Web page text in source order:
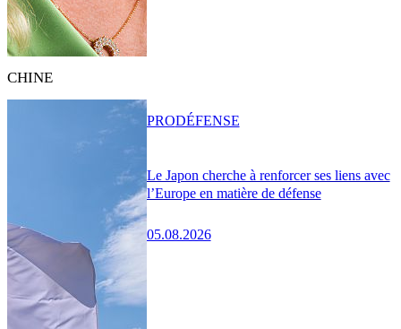
CHINE
Le Japon cherche à renforcer ses liens avec
l’Europe en matière de défense
05.08.2026
PRODÉFENSE